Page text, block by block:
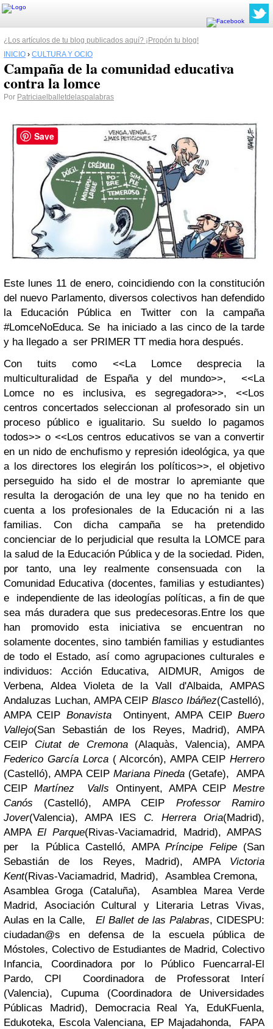
¿Los artículos de tu blog publicados aquí? ¡Propón tu blog!
INICIO › CULTURA Y OCIO
Campaña de la comunidad educativa
contra la lomce
Por Patriciaelballetdelaspalabras
Este lunes 11 de enero, coincidiendo con la constitución
del nuevo Parlamento, diversos colectivos han defendido
la Educación Pública en Twitter con la campaña
#LomceNoEduca. Se ha iniciado a las cinco de la tarde
y ha llegado a ser PRIMER TT media hora después.
Con tuits como <<La Lomce desprecia la
multiculturalidad de España y del mundo>>, <<La
Lomce no es inclusiva, es segregadora>>, <<Los
centros concertados seleccionan al profesorado sin un
proceso público e igualitario. Su sueldo lo pagamos
todos>> o <<Los centros educativos se van a convertir
en un nido de enchufismo y represión ideológica, ya que
a los directores los elegirán los políticos>>, el objetivo
perseguido ha sido el de mostrar lo apremiante que
resulta la derogación de una ley que no ha tenido en
cuenta a los profesionales de la Educación ni a las
familias. Con dicha campaña se ha pretendido
concienciar de lo perjudicial que resulta la LOMCE para
la salud de la Educación Pública y de la sociedad. Piden,
por tanto, una ley realmente consensuada con la
Comunidad Educativa (docentes, familias y estudiantes)
e independiente de las ideologías políticas, a fin de que
sea más duradera que sus predecesoras.Entre los que
han promovido esta iniciativa se encuentran no
solamente docentes, sino también familias y estudiantes
de todo el Estado, así como agrupaciones culturales e
individuos: Acción Educativa, AIDMUR, Amigos de
Verbena, Aldea Violeta de la Vall d'Albaida, AMPAS
Andaluzas Luchan, AMPA CEIPBlasco Ibáñez(Castelló),
AMPA CEIP BonavistaOntinyent, AMPA CEIPBuero
Vallejo(San Sebastián de los Reyes, Madrid), AMPA
CEIP Ciutat de Cremona(Alaquàs, Valencia), AMPA
Federico García Lorca( Alcorcón), AMPA CEIPHerrero
(Castelló), AMPA CEIP Mariana Pineda (Getafe), AMPA
CEIP Martínez Valls Ontinyent, AMPA CEIPMestre
Canós (Castelló), AMPA CEIP Professor Ramiro
Jover(Valencia), AMPA IES C. Herrera Oria(Madrid),
AMPA El Parque(Rivas-Vaciamadrid, Madrid), AMPAS
per la Pública Castelló, AMPA Príncipe Felipe(San
Sebastián de los Reyes, Madrid), AMPA Victoria
Kent(Rivas-Vaciamadrid, Madrid), Asamblea Cremona,
Asamblea Groga (Cataluña), Asamblea Marea Verde
Madrid, Asociación Cultural y Literaria Letras Vivas,
Aulas en la Calle,El Ballet de las Palabras, CIDESPU:
ciudadan@s en defensa de la escuela pública de
Móstoles, Colectivo de Estudiantes de Madrid, Colectivo
Infancia, Coordinadora por lo Público Fuencarral-El
Pardo, CPI Coordinadora de Professorat Interí
(Valencia), Cupuma (Coordinadora de Universidades
Públicas Madrid), Democracia Real Ya, EduKFuenla,
Edukoteka, Escola Valenciana, EP Majadahonda, FAPA
Save